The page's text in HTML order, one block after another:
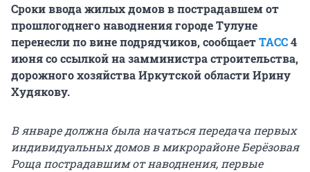
Сроки ввода жилых домов в пострадавшем от
прошлогоднего наводнения городе Тулуне
перенесли по вине подрядчиков, сообщаетТАСС4
июня со ссылкой на замминистра строительства,
дорожного хозяйства Иркутской области Ирину
Худякову.
В январе должна была начаться передача первых
индивидуальных домов в микрорайоне Берёзовая
Роща пострадавшим от наводнения, первые